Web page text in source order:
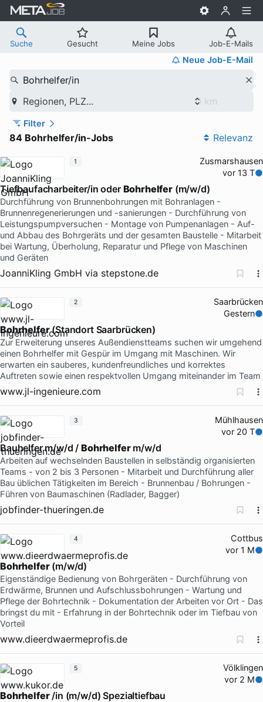
Suche Gesucht Meine Jobs Job-E-Mails
Neue Job-E-Mail
Bohrhelfer/in
Regionen, PLZ...
Filter
84 Bohrhelfer/in-Jobs Relevanz
Zusmarshausen
vor 13 T
Tiefbaufacharbeiter/in oder Bohrhelfer(m/w/d)
Durchführung von Brunnenbohrungen mit Bohranlagen -
Brunnenregenerierungen und -sanierungen - Durchführung von
Leistungspumpversuchen - Montage von Pumpenanlagen - Auf-
und Abbau des Bohrgeräts und der gesamten Baustelle - Mitarbeit
bei Wartung, Überholung, Reparatur und Pflege von Maschinen
und Geräten
JoanniKling GmbH via stepstone.de
1
Saarbrücken
Gestern
Bohrhelfer(Standort Saarbrücken)
Zur Erweiterung unseres Außendienstteams suchen wir umgehend
einen Bohrhelfer mit Gespür im Umgang mit Maschinen. Wir
erwarten ein sauberes, kundenfreundliches und korrektes
Auftreten sowie einen respektvollen Umgang miteinander im Team
www.jl-ingenieure.com
2
Mühlhausen
vor 20 T
Bauhelfer m/w/d /Bohrhelferm/w/d
Arbeiten auf wechselnden Baustellen in selbständig organisierten
Teams - von 2 bis 3 Personen - Mitarbeit und Durchführung aller
Bau üblichen Tätigkeiten im Bereich - Brunnenbau / Bohrungen -
Führen von Baumaschinen (Radlader, Bagger)
jobfinder-thueringen.de
3
Cottbus
vor 1 M
Bohrhelfer(m/w/d)
Eigenständige Bedienung von Bohrgeräten - Durchführung von
Erdwärme, Brunnen und Aufschlussbohrungen - Wartung und
Pflege der Bohrtechnik - Dokumentation der Arbeiten vor Ort - Das
bringst du mit - Erfahrung in der Bohrtechnik oder im Tiefbau von
Vorteil
www.dieerdwaermeprofis.de
4
Völklingen
vor 2 M
Bohrhelfer/in (m/w/d) Spezialtiefbau
5